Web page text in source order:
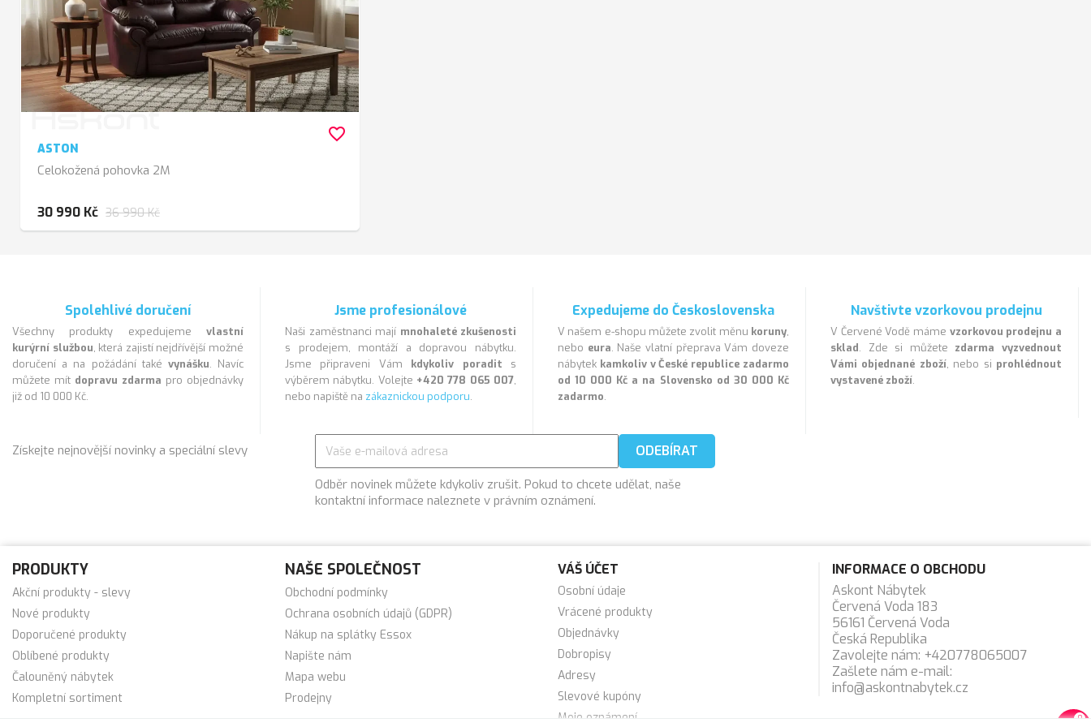
ASTON
Celokožená pohovka 2M
30 990 Kč 36 990 Kč
favorite_border
Spolehlivé doručení
Všechny produkty expedujeme vlastní
kurýrní službou, která zajistí nejdřívější možné
doručení a na požádání také vynášku. Navíc
můžete mít dopravu zdarma pro objednávky
již od 10 000 Kč.
Jsme profesionálové
Naši zaměstnanci mají mnohaleté zkušenosti
s prodejem, montáží a dopravou nábytku.
Jsme připraveni Vám kdykoliv poradit s
výběrem nábytku. Volejte +420 778 065 007,
nebo napiště na zákaznickou podporu.
Expedujeme do Československa
V našem e-shopu můžete zvolit měnu koruny,
nebo eura. Naše vlatní přeprava Vám doveze
nábytek kamkoliv v České republice zadarmo
od 10 000 Kč a na Slovensko od 30 000 Kč
zadarmo.
Navštivte vzorkovou prodejnu
V Červené Vodě máme vzorkovou prodejnu a
sklad. Zde si můžete zdarma vyzvednout
Vámi objednané zboží, nebo si prohlédnout
vystavené zboží.
Získejte nejnovější novinky a speciální slevy
Odběr novinek můžete kdykoliv zrušit. Pokud to chcete udělat, naše
kontaktní informace naleznete v právním oznámení.
PRODUKTY
Akční produkty - slevy
Nové produkty
Doporučené produkty
Oblíbené produkty
Čalouněný nábytek
Kompletní sortiment
NAŠE SPOLEČNOST
Obchodní podmínky
Ochrana osobních údajů (GDPR)
Nákup na splátky Essox
Napište nám
Mapa webu
Prodejny
VÁŠ ÚČET
Osobní údaje
Vrácené produkty
Objednávky
Dobropisy
Adresy
Slevové kupóny
Moje oznámení
INFORMACE O OBCHODU
Askont Nábytek
Červená Voda 183
56161 Červená Voda
Česká Republika
Zavolejte nám: +420778065007
Zašlete nám e-mail:
info@askontnabytek.cz
0